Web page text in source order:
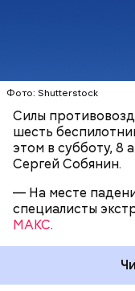
Фото: Shutterstock
Силы
шесть
этом в субботу, 8
Сергей Собянин.
— На месте
специалисты
МАКС.
6 августа
движущемуся
поселке Суземка